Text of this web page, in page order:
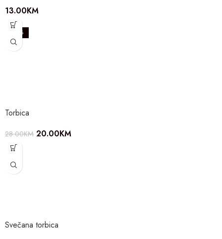
13.00KM
-29%
Torbica
28.00KM 20.00KM
Svečana torbica